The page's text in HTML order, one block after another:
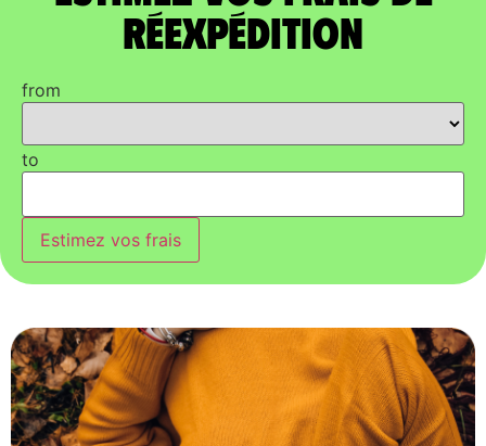
réexpédition
from
to
Estimez vos frais